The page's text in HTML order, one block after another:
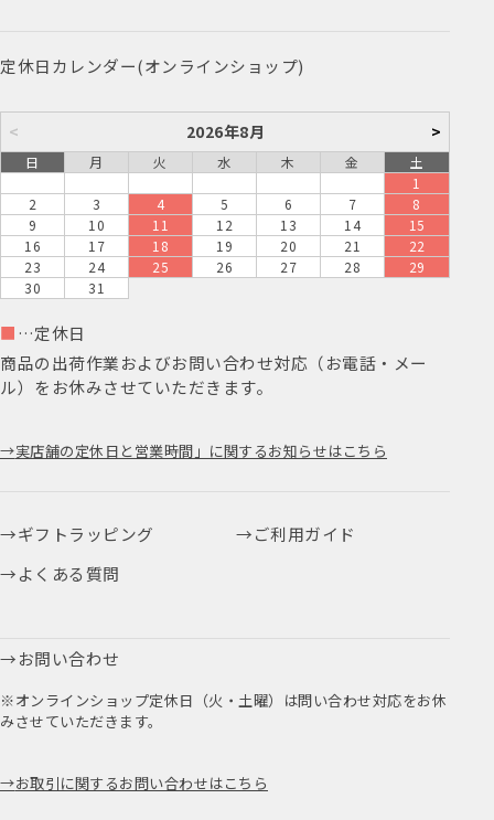
定休日カレンダー(オンラインショップ)
< 2026年8月 >
日 月 火 水 木 金
土
1
2
3 4 5 6 7
8
9
10 11 12 13 14
15
16
17 18 19 20 21
22
23
24 25 26 27 28
29
30
31
■ …定休日
商品の出荷作業およびお問い合わせ対応（お電話・メー
ル）をお休みさせていただきます。
実店舗の定休日と営業時間」に関するお知らせはこちら
ギフトラッピング
ご利用ガイド
よくある質問
お問い合わせ
※オンラインショップ定休日（火・土曜）は問い合わせ対応をお休
みさせていただきます。
お取引に関するお問い合わせはこちら